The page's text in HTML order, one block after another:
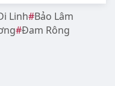
Linh Bảo Lâm
Đam Rông